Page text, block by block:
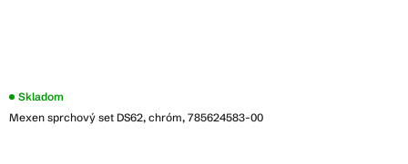
Mexen sprchový set DS62, chróm, 785624583-00
Skladom